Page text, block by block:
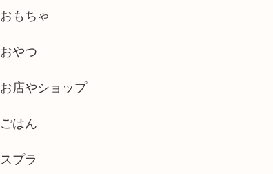
おもちゃ
おやつ
お店やショップ
ごはん
スプラ